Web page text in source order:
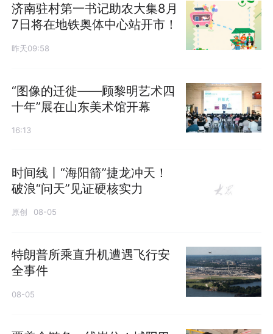
济南驻村第一书记助农大集8月
7日将在地铁奥体中心站开市！
昨天09:58
“图像的迁徙——顾黎明艺术四
十年”展在山东美术馆开幕
16:13
时间线丨“海阳箭”捷龙冲天！
破浪“问天”见证硬核实力
原创 08-05
特朗普所乘直升机遭遇飞行安
全事件
08-05